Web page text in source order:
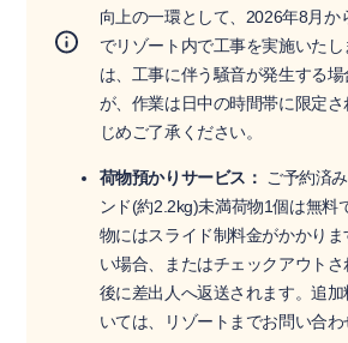
向上の一環として、2026年8月か
でリゾート内で工事を実施いた
は、工事に伴う騒音が発生する
が、作業は日中の時間帯に限定
じめご了承ください。
荷物預かりサービス：
ご予約済
ンド(約2.2kg)未満荷物1個は無料
物にはスライド制料金がかかり
い場合、またはチェックアウト
後に差出人へ返送されます。追
いては、リゾートまでお問い合わ